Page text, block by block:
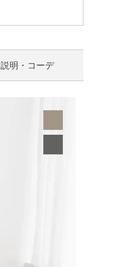
説明・コーデ